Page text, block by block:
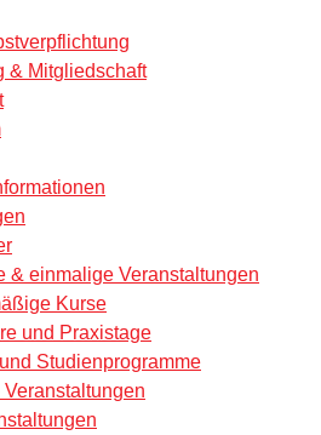
& Mitgliedschaft
& einmalige Veranstaltungen
Kurse
und Praxistage
Studienprogramme